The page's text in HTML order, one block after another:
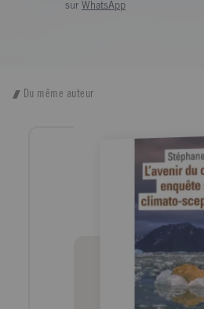
sur WhatsApp
Du même auteur